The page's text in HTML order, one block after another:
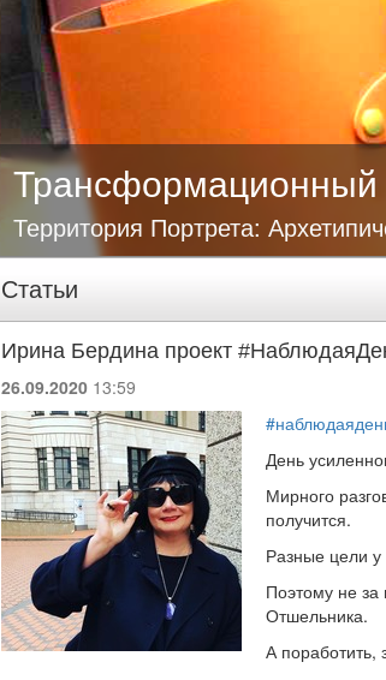
Трансформационный
Территория Портрета:
Статьи
Ирина Бердина проект
26.09.2020 13:59
День
Мирного
получится.
Разные цели
Поэтому не
Отшельника.
А поработить,